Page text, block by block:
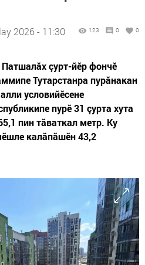
2026 - 11:30 123 0 0
çурт-йӗр фончӗ
Тутарстанра пурăнакан
условийӗсене
пурӗ 31 çурта хута
пин тăваткал метр. Ку
калăпăшӗн 43,2